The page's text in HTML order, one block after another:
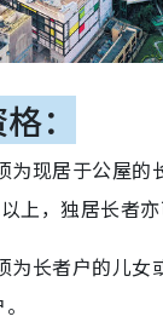
：
为现居于公屋的
上，独居长者亦
为长者户的儿女